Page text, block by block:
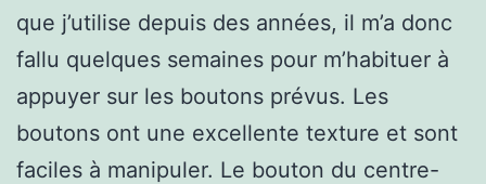
que j’utilise depuis des années, il m’a donc
fallu quelques semaines pour m’habituer à
appuyer sur les boutons prévus. Les
boutons ont une excellente texture et sont
faciles à manipuler. Le bouton du centre-